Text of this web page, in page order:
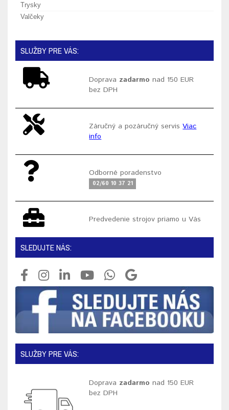
Trysky
Valčeky
SLUŽBY PRE VÁS:
Doprava zadarmo nad 150 EUR
bez DPH
Záručný a pozáručný servisViac
info
Odborné poradenstvo
02/60 10 37 21
Predvedenie strojov priamo u Vás
SLEDUJTE NÁS:
SLUŽBY PRE VÁS:
Doprava zadarmo nad 150 EUR
bez DPH